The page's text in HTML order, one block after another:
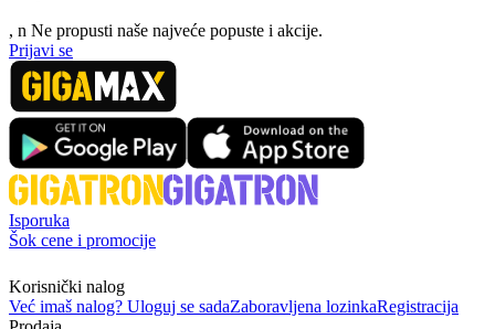
, n Ne propusti naše najveće popuste i akcije.
Prijavi se
Isporuka
Šok cene i promocije
Korisnički nalog
Već imaš nalog? Uloguj se sadaZaboravljena lozinkaRegistracija